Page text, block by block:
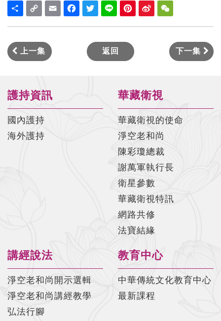
Share
Link
Email FacebookTwitter Line Pinterest Sina
Weibo
上一集 返回 下一集
護持資訊
國內護持
海外護持
華藏衛視
華藏衛視的使命
淨空老和尚
陳彩瓊總裁
謝萬軍執行長
衛星參數
華藏衛視特訊
網路共修
法寶結緣
講經說法
淨空老和尚開示選輯
淨空老和尚講經教學
弘法行腳
教育中心
中華傳統文化教育中心
最新課程